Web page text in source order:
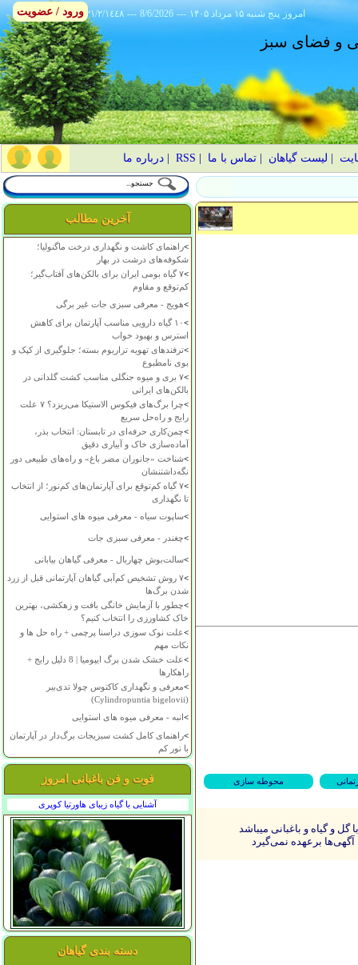
٢١/٢/١٤٤٨ --- 8/6/2026 --- ۱۴۰۵ پنج شنبه ۱۵ مرداد امروز
و فضای سبز
لیست گیاهان |تماس با ما RSS
|درباره ما
آخرین مطالب
>راهنمای کاشت و نگهداری درخت ماگنولیا؛
شکوفه‌های درشت در بهار
>
۷ گیاه بومی ایران برای بالکن‌های آفتاب‌گیر؛
کم‌توقع و مقاوم
>هویج - معرفی سبزی جات غیر برگی
>
۱۰ گیاه دارویی مناسب آپارتمان برای کاهش
استرس و بهبود خواب
>ترفندهای تهویه تراریوم بسته؛ جلوگیری از کپک و
بوی نامطبوع
>
۷ بری و میوه جنگلی مناسب کشت گلدانی در
بالکن‌های ایرانی
>
چرا برگ‌های فیکوس الاستیکا می‌ریزد؟ ۷ علت
رایج و راه‌حل سریع
>چمن‌کاری حرفه‌ای در تابستان: انتخاب بذر،
آماده‌سازی خاک و آبیاری دقیق
>شناخت «جانوران مضر باغ» و راه‌های طبیعی دور
نگه‌داشتنشان
>
۷ گیاه کم‌توقع برای آپارتمان‌های کم‌نور؛ از انتخاب
تا نگهداری
>ساپوت سیاه - معرفی میوه های استوایی
>چغندر - معرفی سبزی جات
>سالت‌بوش چهاربال - معرفی گیاهان بیابانی
>
۷ روش تشخیص کم‌آبی گیاهان آپارتمانی قبل از زرد
شدن برگ‌ها
>چطور با آزمایش خانگی بافت و زهکشی، بهترین
خاک کشاورزی را انتخاب کنیم؟
>علت نوک سوزی دراسنا پرچمی + راه حل ها و
نکات مهم
>
علت خشک شدن برگ ایپومیا | 8 دلیل رایج +
راهکارها
>معرفی و نگهداری کاکتوس چولا تدی‌بیر
(Cylindropuntia bigelovii)
>انبه - معرفی میوه های استوایی
>راهنمای کامل کشت سبزیجات برگ‌دار در آپارتمان
با نور کم
فوت و فن باغبانی امروز
آشنایی با گیاه زیبای هاورتیا کوپری
دسته بندی گیاهان
محوطه سازی
و گیاه و باغبانی میباشد
آگهی‌ها برعهده نمی‌گیرد
ورود / عضویت